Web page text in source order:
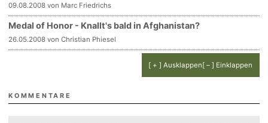
09.08.2008 von Marc Friedrichs
Medal of Honor - Knallt's bald in Afghanistan?
26.05.2008 von Christian Phiesel
[ + ] Ausklappen[ – ] Einklappen
KOMMENTARE